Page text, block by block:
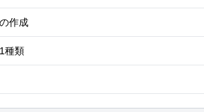
作成
種類